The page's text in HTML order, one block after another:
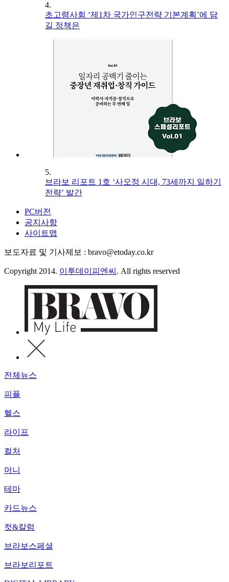
4.
초고령사회 ‘제1차 국가인구전략 기본계획’에 담
길 정책은
5.
브라보 리포트 1호 ‘사오정 시대, 73세까지 일하기
전략’ 발간
PC버전
공지사항
사이트맵
보도자료 및 기사제보 : bravo@etoday.co.kr
Copyright 2014. 이투데이피엔씨 . All rights reserved
전체뉴스
피플
헬스
라이프
컬처
머니
테마
카드뉴스
컷&칼럼
브라보스페셜
브라보리포트